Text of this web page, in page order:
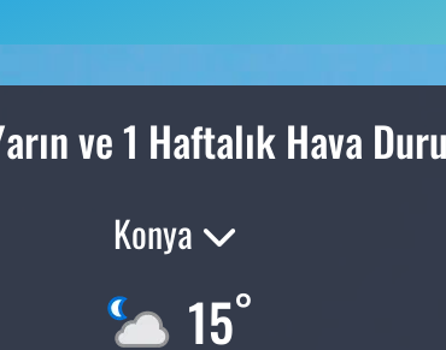
ve 1 Haftalık Hava
Konya
15°